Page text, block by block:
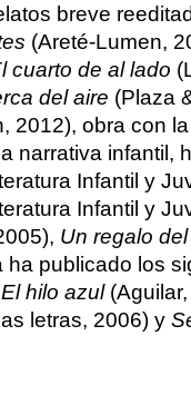
breve
(Areté-Lumen,
cuarto de al lado
del aire (Plaza
2012), obra con
narrativa infantil,
Infantil y
Infantil y
Un regalo
publicado los
El hilo azul(Aguilar,
letras, 2006) y